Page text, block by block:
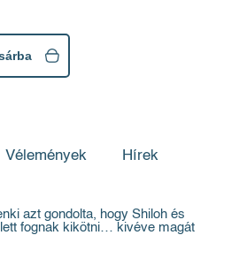
Vélemények Hírek
azt gondolta, hogy Shiloh és
fognak kikötni… kivéve magát